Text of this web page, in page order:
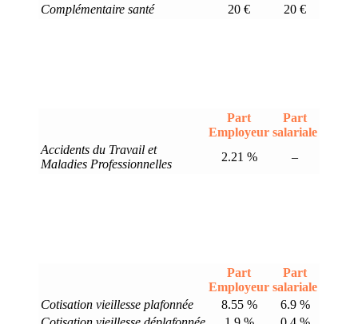
Complémentaire santé
20 € 20 €
Part
Employeur
Part
salariale
Accidents du Travail et
Maladies Professionnelles
2.21 % –
Part
Employeur
Part
salariale
Cotisation vieillesse plafonnée
8.55 %
6.9 %